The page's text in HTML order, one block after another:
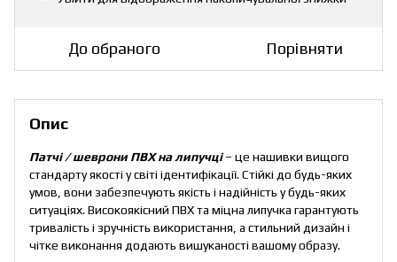
До обраного Порівняти
Опис
Патчі / шеврони ПВХ на липучці– це нашивки вищого
стандарту якості у світі ідентифікації. Стійкі до будь-яких
умов, вони забезпечують якість і надійність у будь-яких
ситуаціях. Високоякісний ПВХ та міцна липучка гарантують
тривалість і зручність використання, а стильний дизайн і
чітке виконання додають вишуканості вашому образу.